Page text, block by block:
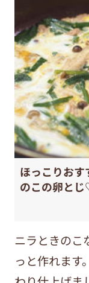
ほっこりお
のこの卵とじ
ニラときのこ
っと作れます